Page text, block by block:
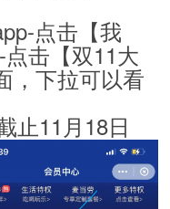
点击【我
击【双11大
，下拉可以看
止11月18日